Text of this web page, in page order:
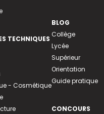
TECHNIQUES
- Cosmétique
BLOG
Collège
Lycée
Supérieur
Orientation
Guide pratique
CONCOURS